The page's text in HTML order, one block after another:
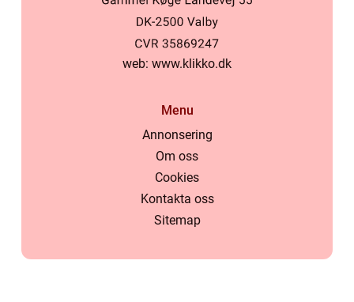
web: www.klikko.dk
Menu
Annonsering
Om oss
Cookies
Kontakta oss
Sitemap